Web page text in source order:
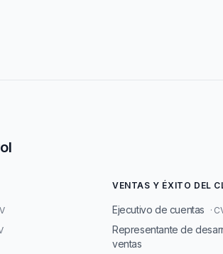
VENTAS Y ÉXITO DEL
Ejecutivo de cuentas ·
Representante de
ventas